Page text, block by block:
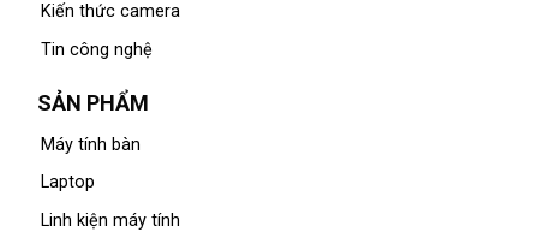
Kiến thức camera
Tin công nghệ
SẢN PHẨM
Máy tính bàn
Laptop
Linh kiện máy tính